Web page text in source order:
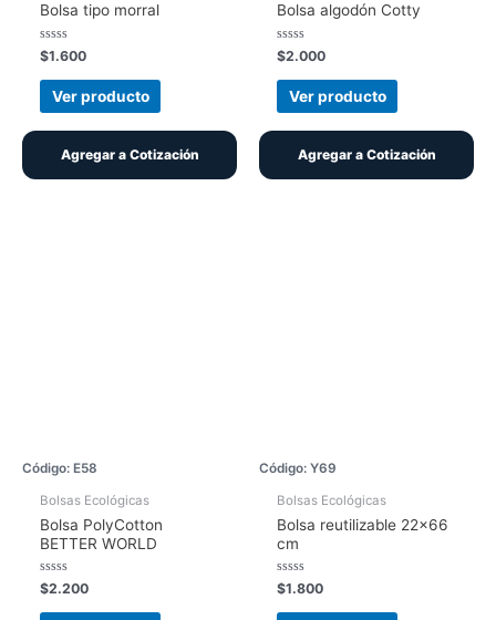
Bolsa tipo morral
Valorado
con
0
de
$1.600
Ver producto
Agregar a Cotización
Bolsa algodón Cotty
Valorado
con
0
de
$2.000
Ver producto
Agregar a Cotización
Código: E58
Bolsas Ecológicas
Bolsa PolyCotton
BETTER WORLD
Valorado
con
0
$2.200
Código: Y69
Bolsas Ecológicas
Bolsa reutilizable 22×66
cm
Valorado
con
0
$1.800